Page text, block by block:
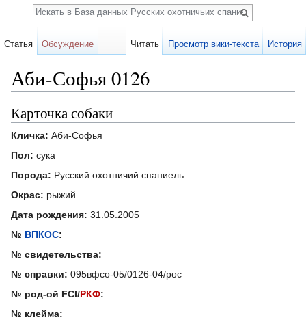
Аби-Софья 0126
Карточка собаки
Кличка: Аби-Софья
Пол: сука
Порода: Русский охотничий спаниель
Окрас: рыжий
Дата рождения: 31.05.2005
№ ВПКОС:
№ свидетельства:
№ справки: 095вфсо-05/0126-04/рос
№ род-ой FCI/РКФ:
№ клейма:
Статья Обсуждение Читать Просмотр вики-текста История
Поиск